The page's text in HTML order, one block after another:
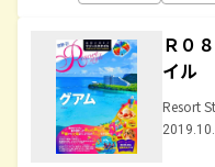
Ｒ０
イル
Resort